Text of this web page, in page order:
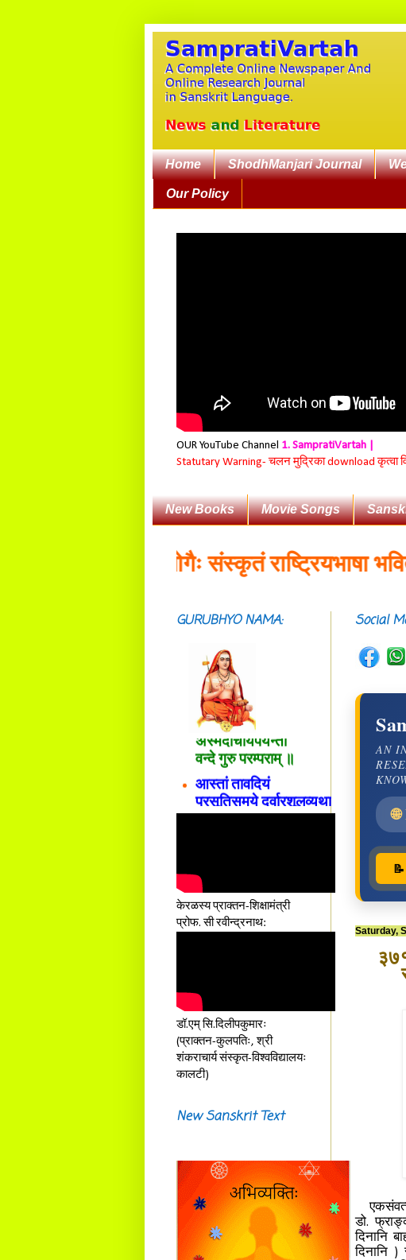
Home ShodhManjari Journal
Our Policy
OUR YouTube Channel 1. SampratiVartah |
Statutary Warning- चलन मुद्रिका download कृत्वा
New Books Movie Songs
संस्कृतं राष्ट्रियभाषा भवितव्या
Social
AN
Saturday,
डो.
दिनानि
दिनानि
GURUBHYO NAMA:
सदाशिवसमारम्भां
शङ्कराचार्य मध्यमाम्।
अस्मदाचार्यपर्यन्तां
वन्दे गुरु परम्पराम् ॥
आस्तां तावदियं
प्रसूतिसमये दुर्वारशूलव्यथा
नैरुच्यं तनुशोषणं मलमयी
दातुं निष्कृतिमुन्नतोऽपि
तनयस्तस्यैः जनन्यै
नमः॥–
केरळस्य प्राक्तन-शिक्षामंत्री
प्रोफ. सी रवीन्द्रनाथ:
डॉ.एम् सि.दिलीपकुमारः
(प्राक्तन-कुलपतिः, श्री
शंकराचार्य संस्कृत-विश्वविद्यालयः
कालटी)
New Sanskrit Text